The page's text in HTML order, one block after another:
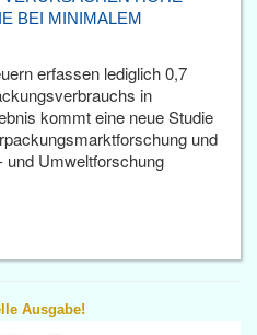
BEI MINIMALEM
erfassen lediglich 0,7
in
kommt eine neue Studie
und
und Umweltforschung
Ausgabe!